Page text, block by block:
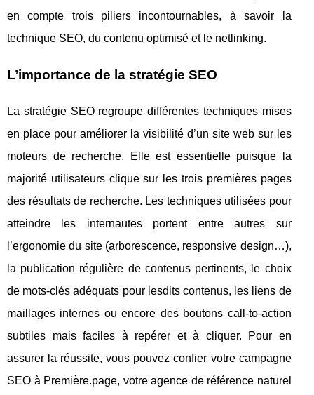
en compte trois piliers incontournables, à savoir la
technique SEO, du contenu optimisé et le netlinking.
L’importance de la stratégie SEO
La stratégie SEO regroupe différentes techniques mises
en place pour améliorer la visibilité d’un site web sur les
moteurs de recherche. Elle est essentielle puisque la
majorité utilisateurs clique sur les trois premières pages
des résultats de recherche. Les techniques utilisées pour
atteindre les internautes portent entre autres sur
l’ergonomie du site (arborescence, responsive design…),
la publication régulière de contenus pertinents, le choix
de mots-clés adéquats pour lesdits contenus, les liens de
maillages internes ou encore des boutons call-to-action
subtiles mais faciles à repérer et à cliquer. Pour en
assurer la réussite, vous pouvez confier votre campagne
SEO à Première.page, votre agence de référence naturel